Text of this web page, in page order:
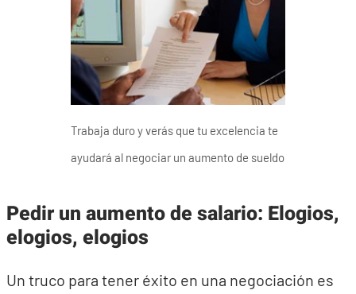
Trabaja duro y verás que tu excelencia te
ayudará al negociar un aumento de sueldo
Pedir un aumento de salario: Elogios,
elogios, elogios
Un truco para tener éxito en una negociación es